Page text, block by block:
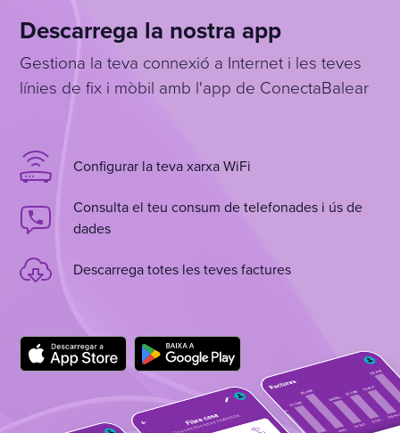
Descarrega la nostra app
Gestiona la teva connexió a Internet i les teves
línies de fix i mòbil amb l'app de ConectaBalear
Configurar la teva xarxa WiFi
Consulta el teu consum de telefonades i ús de
dades
Descarrega totes les teves factures